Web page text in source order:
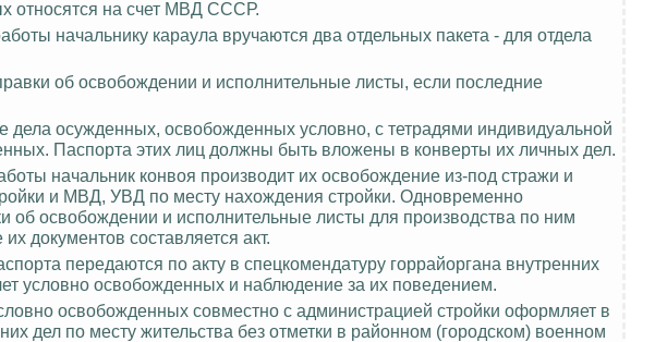
относятся на счет МВД СССР.
начальнику караула вручаются два отдельных пакета - для отдела
об освобождении и исполнительные листы, если последние
дела осужденных, освобожденных условно, с тетрадями индивидуальной
Паспорта этих лиц должны быть вложены в конверты их личных дел.
начальник конвоя производит их освобождение из-под стражи и
и МВД, УВД по месту нахождения стройки. Одновременно
об освобождении и исполнительные листы для производства по ним
документов составляется акт.
передаются по акту в спецкомендатуру горрайоргана внутренних
условно освобожденных и наблюдение за их поведением.
освобожденных совместно с администрацией стройки оформляет в
дел по месту жительства без отметки в районном (городском) военном